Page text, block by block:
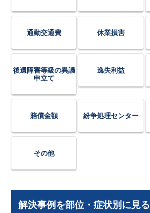
通勤交通費 休業損害
後遺障害等級の異議
申立て
逸失利益
賠償金額 紛争処理センター
その他
解決事例を部位・症状別に見る